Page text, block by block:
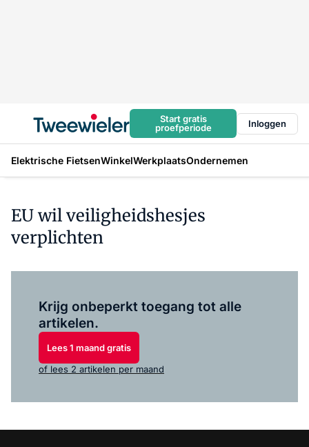
Start gratis
proefperiode
Inloggen
Elektrische FietsenWinkelWerkplaatsOndernemen
EU wil veiligheidshesjes
verplichten
Krijg onbeperkt toegang tot alle
artikelen.
Lees 1 maand gratis
of lees 2 artikelen per maand